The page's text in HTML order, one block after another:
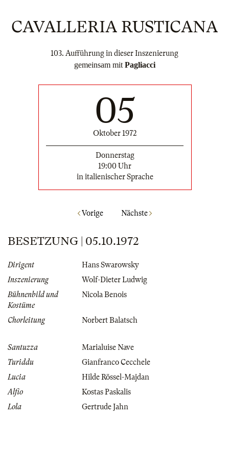
CAVALLERIA RUSTICANA
103. Aufführung in dieser Inszenierung
gemeinsam mit Pagliacci
05
Oktober 1972
Donnerstag
19:00 Uhr
in italienischer Sprache
Vorige Nächste
BESETZUNG | 05.10.1972
Dirigent
Hans Swarowsky
Inszenierung
Wolf-Dieter Ludwig
Bühnenbild und
Kostüme
Nicola Benois
Chorleitung Norbert Balatsch
Santuzza
Marialuise Nave
Turiddu
Gianfranco Cecchele
Lucia
Hilde Rössel-Majdan
Alfio
Kostas Paskalis
Lola
Gertrude Jahn